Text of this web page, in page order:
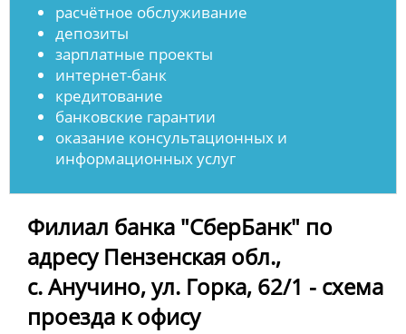
расчётное обслуживание
депозиты
зарплатные проекты
интернет-банк
кредитование
банковские гарантии
оказание консультационных и
информационных услуг
Филиал банка "СберБанк" по
адресу Пензенская обл.,
с. Анучино, ул. Горка, 62/1 - схема
проезда к офису